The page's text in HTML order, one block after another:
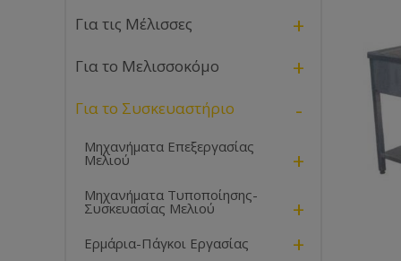
Για τις Μέλισσες +
Για το Μελισσοκόμο +
Για το Συσκευαστήριο -
Μηχανήματα Επεξεργασίας
Μελιού +
Μηχανήματα Τυποποίησης-
Συσκευασίας Μελιού +
Ερμάρια-Πάγκοι Εργασίας +